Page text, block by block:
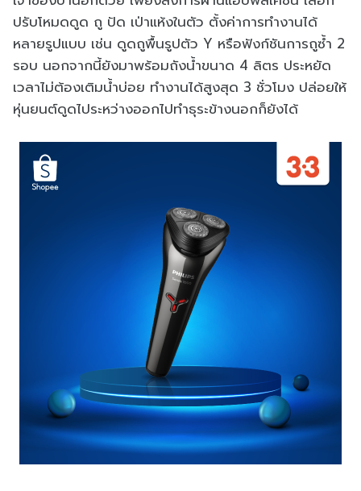
ปรับโหมดดูด ถู ปัด เป่าแห้งในตัว ตั้งค่าการทำงานได้
หลายรูปแบบ เช่น ดูดถูพื้นรูปตัว Y หรือฟังก์ชันการถูซ้ำ 2
รอบ นอกจากนี้ยังมาพร้อมถังน้ำขนาด 4 ลิตร ประหยัด
เวลาไม่ต้องเติมน้ำบ่อย ทำงานได้สูงสุด 3 ชั่วโมง ปล่อยให้
หุ่นยนต์ดูดไประหว่างออกไปทำธุระข้างนอกก็ยังได้